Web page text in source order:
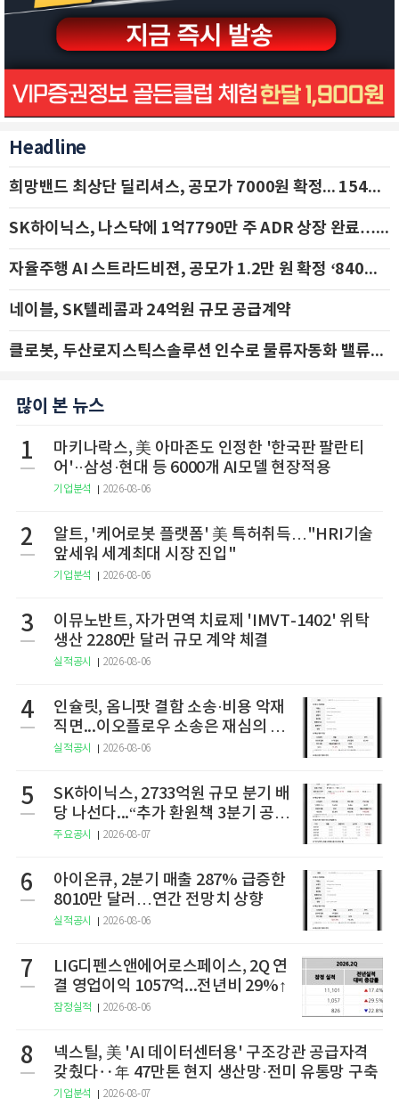
Headline
희망밴드 최상단 딜리셔스, 공모가 7000원 확정... 154억 규모 IPO 돌입
SK하이닉스, 나스닥에 1억7790만 주 ADR 상장 완료…29일 국내 추가 상장
자율주행 AI 스트라드비젼, 공모가 1.2만 원 확정 ‘840억 수혈’
네이블, SK텔레콤과 24억원 규모 공급계약
클로봇, 두산로지스틱스솔루션 인수로 물류자동화 밸류체인 확장 추진 - IBK투자증권
많이 본 뉴스
1
마키나락스, 美 아마존도 인정한 '한국판 팔란티
어'··삼성·현대 등 6000개 AI모델 현장적용
기업분석 2026-08-06
2
알트, '케어로봇 플랫폼' 美 특허취득…"HRI기술
앞세워 세계최대 시장 진입"
기업분석 2026-08-06
3
이뮤노반트, 자가면역 치료제 'IMVT-1402' 위탁
생산 2280만 달러 규모 계약 체결
실적공시 2026-08-06
4
인슐릿, 옴니팟 결함 소송·비용 악재
직면...이오플로우 소송은 재심의 청
구
실적공시 2026-08-06
5
SK하이닉스, 2733억원 규모 분기 배
당 나선다...“추가 환원책 3분기 공
개”
주요공시 2026-08-07
6
아이온큐, 2분기 매출 287% 급증한
8010만 달러…연간 전망치 상향
실적공시 2026-08-06
7
LIG디펜스앤에어로스페이스, 2Q 연
결 영업이익 1057억...전년비 29%↑
잠정실적 2026-08-06
8
넥스틸, 美 'AI 데이터센터용' 구조강관 공급자격
갖췄다‥年 47만톤 현지 생산망·전미 유통망 구축
기업분석 2026-08-07